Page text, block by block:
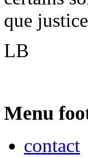
que
LB
Menu
contact